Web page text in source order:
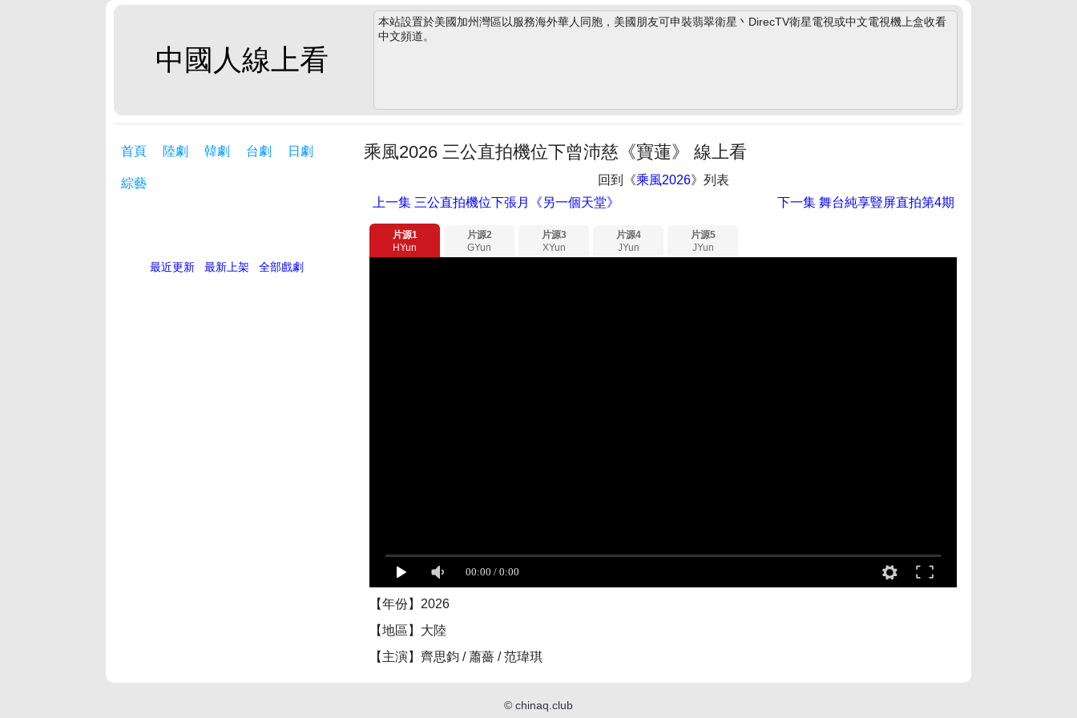
中國人線上看
本站設置於美國加州灣區以服務海外華人同胞，美國朋友可申裝翡翠衛星丶DirecTV衛星電視或中文電視機上盒收看
中文頻道。
首頁 陸劇 韓劇 台劇 日劇
綜藝
最近更新 最新上架 全部戲劇
乘風2026 三公直拍機位下曾沛慈《寶蓮》 線上看
回到《乘風2026》列表
上一集 三公直拍機位下張月《另一個天堂》 下一集舞台純享豎屏直拍第4期
片源1
HYun
片源2
GYun
片源3
XYun
片源4
JYun
片源5
JYun
【年份】2026
【地區】大陸
【主演】齊思鈞 / 蕭薔 / 范瑋琪
© chinaq.club